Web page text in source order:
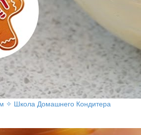
✧ Школа Домашнего Кондитера